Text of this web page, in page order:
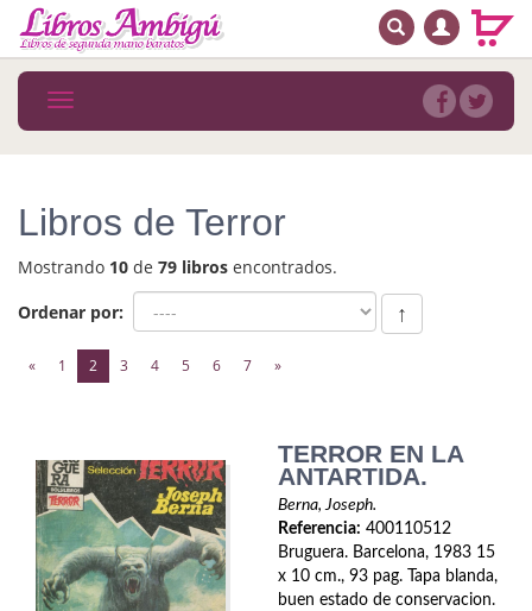
MENÚ PRINCIPAL
Novedades
MATERIAS
Astrología. Ocultismo
Autoayuda. Conocimiento personal
Biografía
Biografías
Ciencia ficción
BUSCAR
Toggle
navigation
Libros de Terror
Mostrando 10 de 79 libros encontrados.
Ordenar por:
↑
« 1 2 (current)
3 4 5 6 7 »
TERROR EN LA
ANTARTIDA.
Berna, Joseph.
Referencia: 400110512
Bruguera. Barcelona, 1983 15
x 10 cm., 93 pag. Tapa blanda,
buen estado de conservacion.